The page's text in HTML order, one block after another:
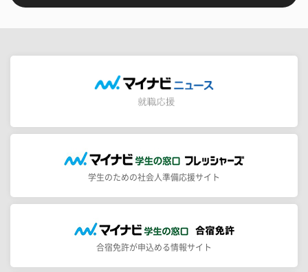
学生のための社会人準備応援サイト
合宿免許が申込める情報サイト